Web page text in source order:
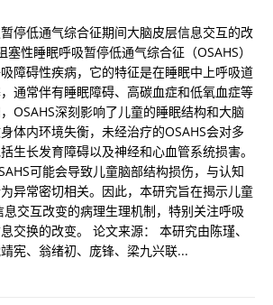
停低通气综合征期间大脑皮层信息交互的改
性睡眠呼吸暂停低通气综合征（OSAHS）
障碍性疾病，它的特征是在睡眠中上呼吸道
通常伴有睡眠障碍、高碳血症和低氧血症等
OSAHS深刻影响了儿童的睡眠结构和大脑
体内环境失衡，未经治疗的OSAHS会对多
生长发育障碍以及神经和心血管系统损害。
可能会导致儿童脑部结构损伤，与认知
异常密切相关。因此，本研究旨在揭示儿童
息交互改变的病理生理机制，特别关注呼吸
交换的改变。 论文来源： 本研究由陈瑾、
宪、翁绪初、庞锋、梁九兴联...